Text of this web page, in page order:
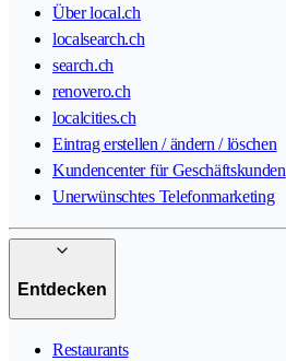
Über local.ch
localsearch.ch
search.ch
renovero.ch
localcities.ch
Eintrag erstellen / ändern / löschen
Kundencenter für Geschäftskunden
Unerwünschtes Telefonmarketing
Entdecken
Restaurants